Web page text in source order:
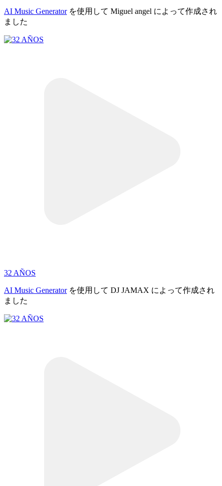
AI Music Generatorを使用して Miguel angel によって作成され
ました
32 AÑOS
AI Music Generatorを使用して DJ JAMAX によって作成され
ました